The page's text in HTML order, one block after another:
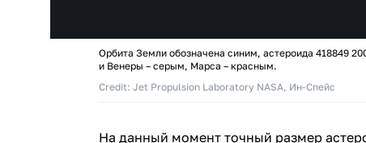
Орбита Земли обозначена синим, астероида 418849
и Венеры – серым, Марса – красным.
Credit: Jet Propulsion Laboratory NASA, Ин-Спейс
На данный момент точный размер